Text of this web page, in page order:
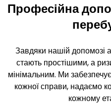
Професійна
Завдяки нашій допомозі
стають простішими, а
мінімальним. Ми
кожної справи, надаємо
кожному